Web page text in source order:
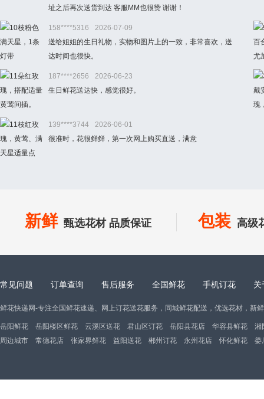
址之后再次送货到达 客服MM也很赞 谢谢！
158****5316
2026-07-09
送给姐姐的生日礼物，实物和图片上的一致，非常喜欢，送
达时间也很快。
187****2656
2026-06-23
生日鲜花送达快，感觉很好。
139****3744
2026-06-01
很准时，花很鲜鲜，第一次网上购买直送，满意
新鲜 甄选花材 品质保证 包装 高级
常见问题 订单查询 售后服务 全国鲜花 手机订花 关
鲜花快递网-专注全国鲜花速递、网上订花送花服务，同城鲜花配送，优选花材，新
岳阳鲜花 岳阳楼区鲜花 云溪区送花 君山区订花 岳阳县花店 华容县鲜花
湘
周边城市
常德花店 张家界鲜花 益阳送花 郴州订花 永州花店 怀化鲜花 娄